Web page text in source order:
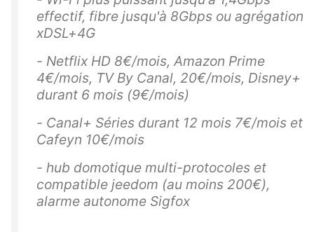
effectif, fibre jusqu'à 8Gbps ou agrégation
xDSL+4G
- Netflix HD 8€/mois, Amazon Prime
4€/mois, TV By Canal, 20€/mois, Disney+
durant 6 mois (9€/mois)
- Canal+ Séries durant 12 mois 7€/mois et
Cafeyn 10€/mois
- hub domotique multi-protocoles et
compatible jeedom (au moins 200€),
alarme autonome Sigfox